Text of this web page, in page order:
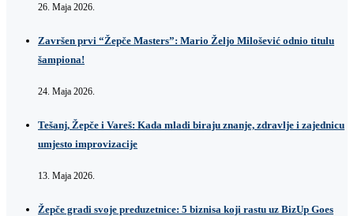
26. Maja 2026.
Završen prvi “Žepče Masters”: Mario Željo Milošević odnio titulu
šampiona!
24. Maja 2026.
Tešanj, Žepče i Vareš: Kada mladi biraju znanje, zdravlje i zajednicu
umjesto improvizacije
13. Maja 2026.
Žepče gradi svoje preduzetnice: 5 biznisa koji rastu uz BizUp Goes